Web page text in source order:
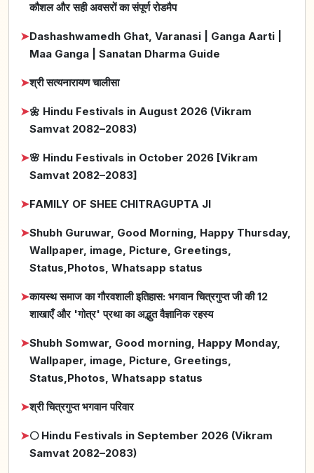
कौशल और सही अवसरों का संपूर्ण रोडमैप
➤Dashashwamedh Ghat, Varanasi | Ganga Aarti |
Maa Ganga | Sanatan Dharma Guide
➤श्री सत्यनारायण चालीसा
➤🌼 Hindu Festivals in August 2026 (Vikram
Samvat 2082–2083)
➤🌸 Hindu Festivals in October 2026 [Vikram
Samvat 2082–2083]
➤FAMILY OF SHEE CHITRAGUPTA JI
➤Shubh Guruwar, Good Morning, Happy Thursday,
Wallpaper, image, Picture, Greetings,
Status,Photos, Whatsapp status
➤कायस्थ समाज का गौरवशाली इतिहास: भगवान चित्रगुप्त जी की 12
शाखाएँ और 'गोत्र' प्रथा का अद्भुत वैज्ञानिक रहस्य
➤Shubh Somwar, Good morning, Happy Monday,
Wallpaper, image, Picture, Greetings,
Status,Photos, Whatsapp status
➤श्री चित्रगुप्त भगवान परिवार
➤🌕 Hindu Festivals in September 2026 (Vikram
Samvat 2082–2083)